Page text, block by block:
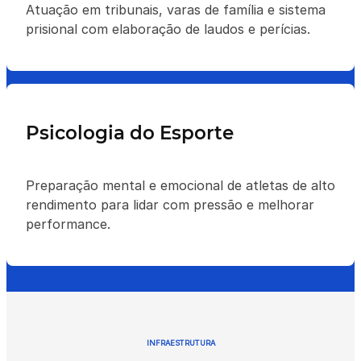
Atuação em tribunais, varas de família e sistema
prisional com elaboração de laudos e perícias.
Psicologia do Esporte
Preparação mental e emocional de atletas de alto
rendimento para lidar com pressão e melhorar
performance.
INFRAESTRUTURA